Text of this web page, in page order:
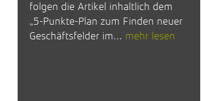
folgen die Artikel inhaltlich dem
„5-Punkte-Plan zum Finden neuer
Geschäftsfelder im... mehr lesen